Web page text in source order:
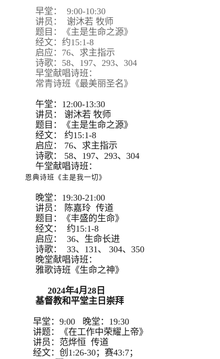
早堂： 9:00-10:30
讲员： 谢沐若 牧师
题目：《主是生命之源》
经文：约15:1-8
启应：76、求主指示
诗歌：58、197、293、304
早堂献唱诗班：
常青诗班《最美丽圣名》
午堂：12:00-13:30
讲员：
谢沐若 牧师
题目：
《主是生命之源》
经文：
约15:1-8
启应：
76、求主指示
诗歌：
58、197、293、 304
午堂献唱诗班：
恩典诗班《主是我一切》
晚堂：19:30-21:00
讲员： 陈嘉玲 传道
题目：《丰盛的生命》
经文： 约15:1-8
启应： 36、生命长进
诗歌： 33、131、 304、350
晚堂献唱诗班：
雅歌诗班《生命之神》
2024年4月28日
基督教和平堂主日崇拜
早堂：9:00 晚堂：19:30
讲题：《在工作中荣耀上帝》
讲员：范烨恒 传道
经文：创1:26-30；赛43:7；